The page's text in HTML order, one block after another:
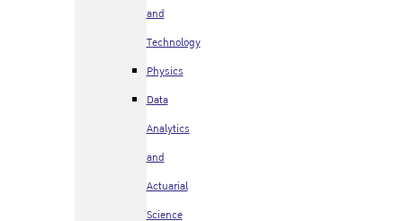
and
Technology
Physics
Data
Analytics
and
Actuarial
Science